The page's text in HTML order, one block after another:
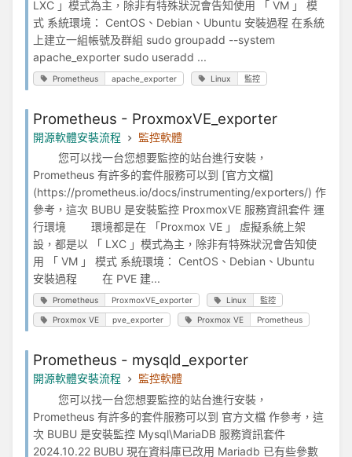
LXC 」模式為主，除非有特殊狀況會告知使用 「 VM 」 模
式 系統環境： CentOS、Debian、Ubuntu 安裝過程 在系統
上建立一組帳號及群組 sudo groupadd --system
apache_exporter sudo useradd ...
Prometheus apache_exporter Linux 監控
Prometheus - ProxmoxVE_exporter
開源軟體安裝流程
監控軟體
您可以找一台您想要監控的站台進行安裝，
Prometheus 有許多的套件服務可以到 [官方文檔]
(https://prometheus.io/docs/instrumenting/exporters/) 作
參考，這次 BUBU 是安裝監控 ProxmoxVE 服務資訊套件 運
行環境 環境都是在 「Proxmox VE 」 虛擬系統上架
設，都是以 「 LXC 」模式為主，除非有特殊狀況會告知使
用 「 VM 」 模式 系統環境： CentOS、Debian、Ubuntu
安裝過程 在 PVE 建...
Prometheus ProxmoxVE_exporter Linux 監控
Proxmox VE pve_exporter Proxmox VE Prometheus
Prometheus - mysqld_exporter
開源軟體安裝流程
監控軟體
您可以找一台您想要監控的站台進行安裝，
Prometheus 有許多的套件服務可以到 官方文檔 作參考，這
次 BUBU 是安裝監控 Mysql\MariaDB 服務資訊套件
2024.10.22 BUBU 現在資料庫已改用 Mariadb 已有些參數